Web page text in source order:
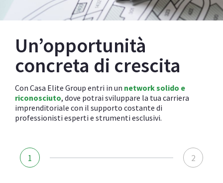
Un’opportunità
concreta di crescita
Con Casa Elite Group entri in un network solido e
riconosciuto, dove potrai sviluppare la tua carriera
imprenditoriale con il supporto costante di
professionisti esperti e strumenti esclusivi.
1 2